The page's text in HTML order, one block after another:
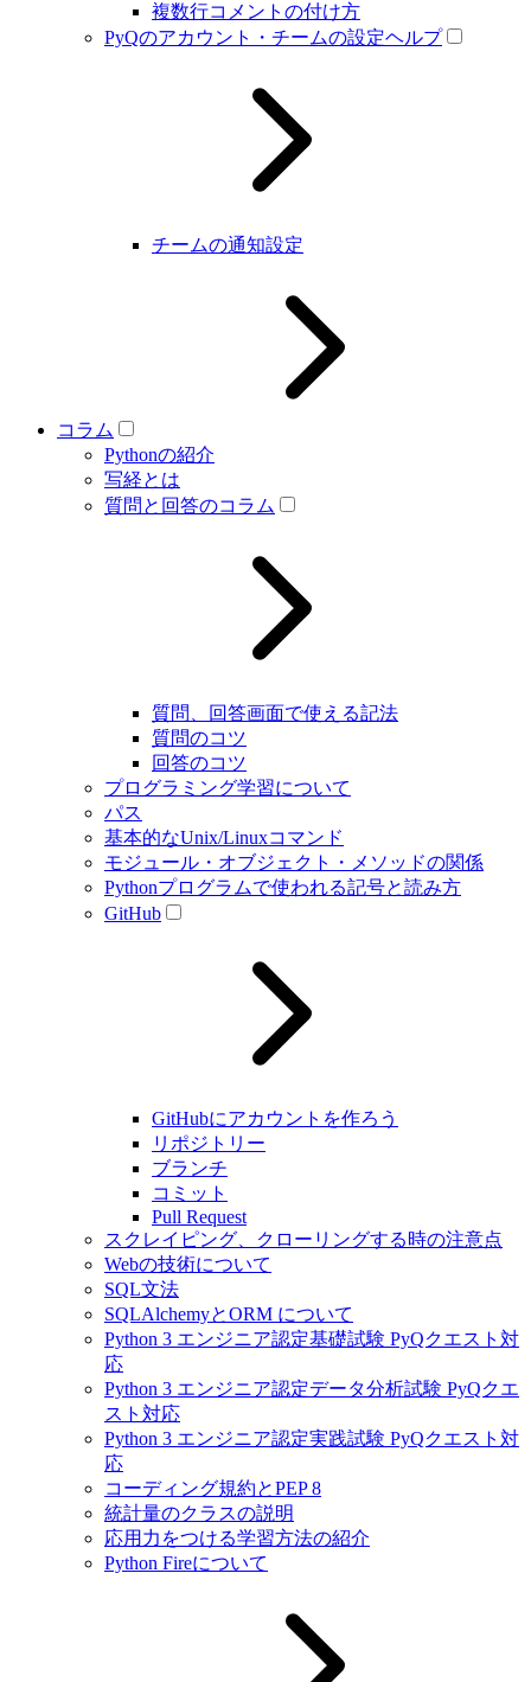
複数行コメントの付け方
PyQのアカウント・チームの設定ヘルプ
チームの通知設定
コラム
Pythonの紹介
写経とは
質問と回答のコラム
質問、回答画面で使える記法
質問のコツ
回答のコツ
プログラミング学習について
パス
基本的なUnix/Linuxコマンド
モジュール・オブジェクト・メソッドの関係
Pythonプログラムで使われる記号と読み方
GitHub
GitHubにアカウントを作ろう
リポジトリー
ブランチ
コミット
Pull Request
スクレイピング、クローリングする時の注意点
Webの技術について
SQL文法
SQLAlchemyとORM について
Python 3 エンジニア認定基礎試験 PyQクエスト対
応
Python 3 エンジニア認定データ分析試験 PyQクエ
スト対応
Python 3 エンジニア認定実践試験 PyQクエスト対
応
コーディング規約とPEP 8
統計量のクラスの説明
応用力をつける学習方法の紹介
Python Fireについて